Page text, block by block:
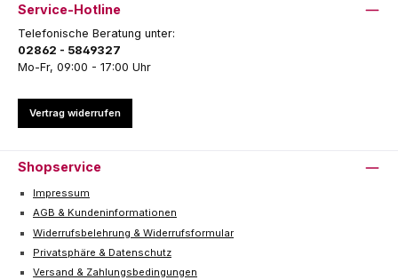
Service-Hotline
Telefonische Beratung unter:
02862 - 5849327
Mo-Fr, 09:00 - 17:00 Uhr
Vertrag widerrufen
Shopservice
Impressum
AGB & Kundeninformationen
Widerrufsbelehrung & Widerrufsformular
Privatsphäre & Datenschutz
Versand & Zahlungsbedingungen